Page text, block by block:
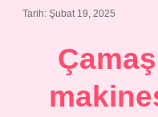
Tarih: Şubat 19, 2025